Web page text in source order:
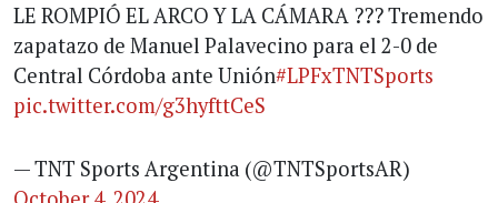
LE ROMPIÓ EL ARCO Y LA CÁMARA ??? Tremendo
zapatazo de Manuel Palavecino para el 2-0 de
Central Córdoba ante Unión#LPFxTNTSports
pic.twitter.com/g3hyfttCeS
— TNT Sports Argentina (@TNTSportsAR)